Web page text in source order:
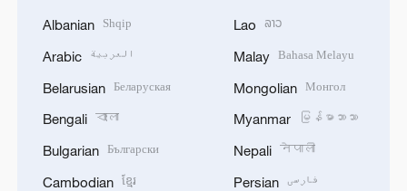
Albanian Shqip
Arabic العربية
Belarusian Беларуская
Bengali বাংলা
Bulgarian Български
Cambodian ខ្មែរ
Lao ລາວ
Malay Bahasa Melayu
Mongolian Монгол
Myanmar မြန်မာဘာသာ
Nepali नेपाली
Persian فارسی